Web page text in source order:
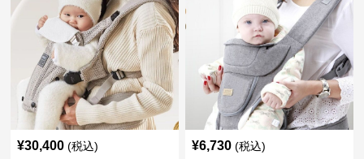
¥30,400 (税込) ¥6,730 (税込)